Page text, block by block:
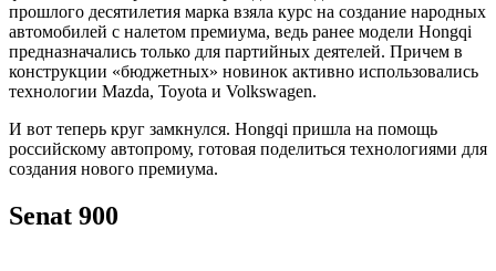
прошлого десятилетия марка взяла курс на создание народных
автомобилей с налетом премиума, ведь ранее модели Hongqi
предназначались только для партийных деятелей. Причем в
конструкции «бюджетных» новинок активно использовались
технологии Mazda, Toyota и Volkswagen.
И вот теперь круг замкнулся. Hongqi пришла на помощь
российскому автопрому, готовая поделиться технологиями для
создания нового премиума.
Senat 900